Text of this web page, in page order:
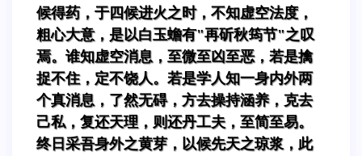
候得药，于四候进火之时，不知虚空法度，
粗心大意，是以白玉蟾有"再斫秋筠节"之叹
焉。谁知虚空消息，至微至凶至恶，若是擒
捉不住，定不饶人。若是学人知一身内外两
个真消息，了然无碍，方去操持涵养，克去
己私，复还天理，则还丹工夫，至简至易。
终日采吾身外之黄芽，以候先天之琼浆，此